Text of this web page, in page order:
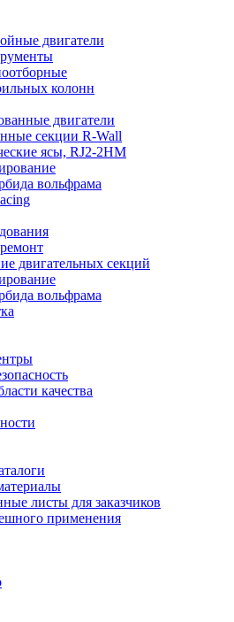
двигатели
колонн
двигатели
секции R-Wall
ясы, RJ2-2HM
вольфрама
двигательных секций
вольфрама
качества
листы для заказчиков
применения